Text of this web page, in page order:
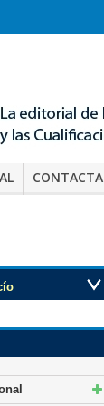
CONTACTA